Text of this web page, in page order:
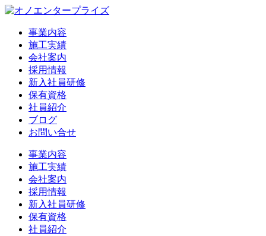
事業内容
施工実績
会社案内
採用情報
新入社員研修
保有資格
社員紹介
ブログ
お問い合せ
事業内容
施工実績
会社案内
採用情報
新入社員研修
保有資格
社員紹介